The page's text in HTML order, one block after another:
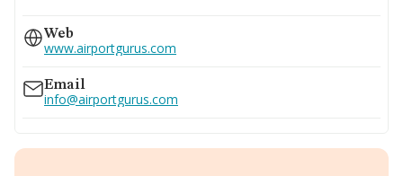
915994510
936818380
Web
www.airportgurus.com
Email
info@airportgurus.com